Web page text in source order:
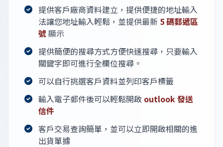
提供客戶廠商資料建立，提供便捷的地址輸入
法讓您地址輸入輕鬆，並提供最新 5 碼郵遞區
號顯示
提供簡便的搜尋方式方便快速搜尋，只要輸入
關鍵字即可進行全欄位搜尋。
可以自行挑選客戶資料並列印客戶標籤
輸入電子郵件後可以輕鬆開啟 outlook 發送
信件
客戶交易查詢簡單，並可以立即開啟相關的進
出貨單據